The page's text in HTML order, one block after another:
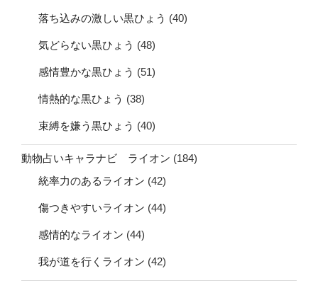
落ち込みの激しい黒ひょう (40)
気どらない黒ひょう (48)
感情豊かな黒ひょう (51)
情熱的な黒ひょう (38)
束縛を嫌う黒ひょう (40)
動物占いキャラナビ ライオン (184)
統率力のあるライオン (42)
傷つきやすいライオン (44)
感情的なライオン (44)
我が道を行くライオン (42)